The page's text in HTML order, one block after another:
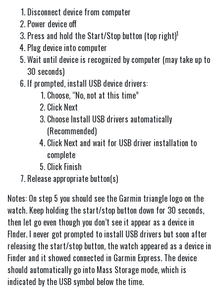
Disconnect device from computer
Power device off
Press and hold the Start/Stop button (top right)1
Plug device into computer
Wait until device is recognized by computer (may take up to
30 seconds)
If prompted, install USB device drivers:
Choose, “No, not at this time”
Click Next
Choose Install USB drivers automatically
(Recommended)
Click Next and wait for USB driver installation to
complete
Click Finish
Release appropriate button(s)
Notes: On step 5 you should see the Garmin triangle logo on the
watch. Keep holding the start/stop button down for 30 seconds,
then let go even though you don’t see it appear as a device in
FInder. I never got prompted to install USB drivers but soon after
releasing the start/stop button, the watch appeared as a device in
Finder and it showed connected in Garmin Express. The device
should automatically go into Mass Storage mode, which is
indicated by the USB symbol below the time.